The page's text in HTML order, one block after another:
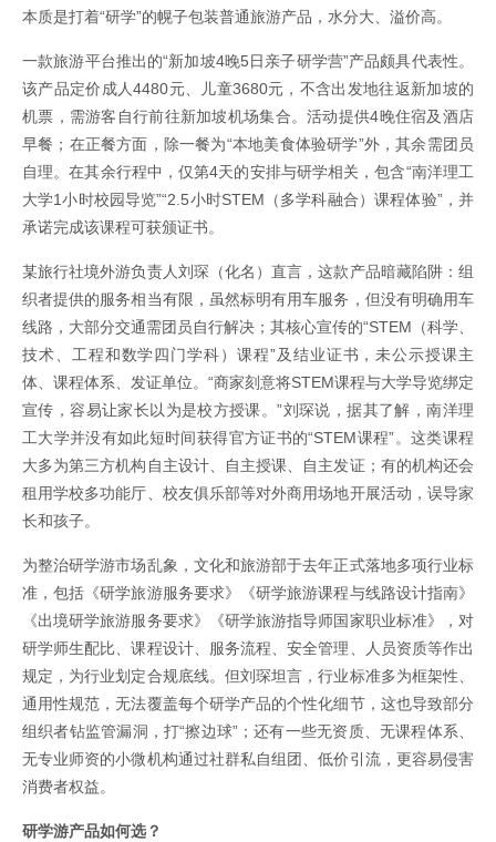
本质是打着“研学”的幌子包装普通旅游产品，水分大、溢价高。
一款旅游平台推出的“新加坡4晚5日亲子研学营”产品颇具代表性。
该产品定价成人4480元、儿童3680元，不含出发地往返新加坡的
机票，需游客自行前往新加坡机场集合。活动提供4晚住宿及酒店
早餐；在正餐方面，除一餐为“本地美食体验研学”外，其余需团员
自理。在其余行程中，仅第4天的安排与研学相关，包含“南洋理工
大学1小时校园导览”“2.5小时STEM（多学科融合）课程体验”，并
承诺完成该课程可获颁证书。
某旅行社境外游负责人刘琛（化名）直言，这款产品暗藏陷阱：组
织者提供的服务相当有限，虽然标明有用车服务，但没有明确用车
线路，大部分交通需团员自行解决；其核心宣传的“STEM（科学、
技术、工程和数学四门学科）课程”及结业证书，未公示授课主
体、课程体系、发证单位。“商家刻意将STEM课程与大学导览绑定
宣传，容易让家长以为是校方授课。”刘琛说，据其了解，南洋理
工大学并没有如此短时间获得官方证书的“STEM课程”。这类课程
大多为第三方机构自主设计、自主授课、自主发证；有的机构还会
租用学校多功能厅、校友俱乐部等对外商用场地开展活动，误导家
长和孩子。
为整治研学游市场乱象，文化和旅游部于去年正式落地多项行业标
准，包括《研学旅游服务要求》《研学旅游课程与线路设计指南》
《出境研学旅游服务要求》《研学旅游指导师国家职业标准》，对
研学师生配比、课程设计、服务流程、安全管理、人员资质等作出
规定，为行业划定合规底线。但刘琛坦言，行业标准多为框架性、
通用性规范，无法覆盖每个研学产品的个性化细节，这也导致部分
组织者钻监管漏洞，打“擦边球”；还有一些无资质、无课程体系、
无专业师资的小微机构通过社群私自组团、低价引流，更容易侵害
消费者权益。
研学游产品如何选？